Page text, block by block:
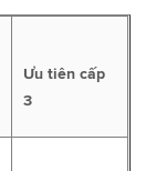
Ưu tiên cấp
3